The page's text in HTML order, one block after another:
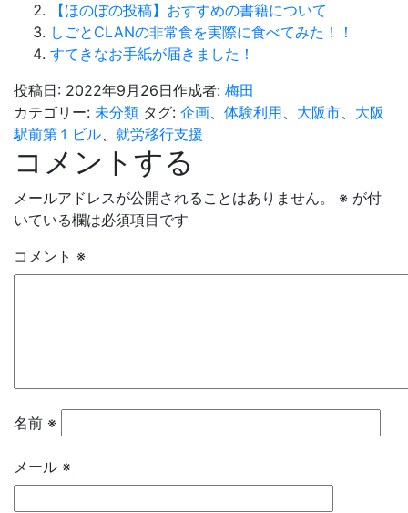
【ほのぼの投稿】おすすめの書籍について
しごとCLANの非常食を実際に食べてみた！！
すてきなお手紙が届きました！
投稿日: 2022年9月26日作成者: 梅田
カテゴリー: 未分類 タグ: 企画、 体験利用、 大阪市、 大阪
駅前第１ビル、 就労移行支援
コメントする
メールアドレスが公開されることはありません。 ※ が付
いている欄は必須項目です
コメント ※
名前 ※
メール ※